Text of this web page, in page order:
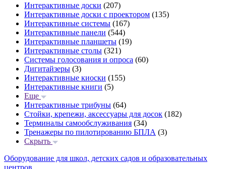
Интерактивные доски (207)
Интерактивные доски с проектором (135)
Интерактивные системы (167)
Интерактивные панели (544)
Интерактивные планшеты (19)
Интерактивные столы (321)
Системы голосования и опроса (60)
Дигитайзеры (3)
Интерактивные киоски (155)
Интерактивные книги (5)
Еще
Интерактивные трибуны (64)
Стойки, крепежи, аксессуары для досок (182)
Терминалы самообслуживания (34)
Тренажеры по пилотированию БПЛА (3)
Скрыть
Оборудование для школ, детских садов и образовательных
центров